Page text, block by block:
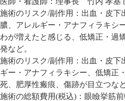
施術のリスク/副作用： 出血・皮下
膿、アレルギー・アナフィラキシ
わが増えたと感じる、低矯正・過
発など。
施術のリスク/副作用： 出血・皮下
ギー・アナフィラキシー、低矯正
死、肥厚性瘢痕、傷跡が目立つなど
施術の総額費用(税込)： 眼瞼挙筋